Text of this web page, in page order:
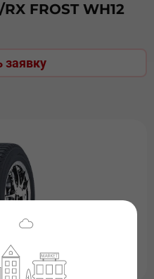
FROST WH12
заявку